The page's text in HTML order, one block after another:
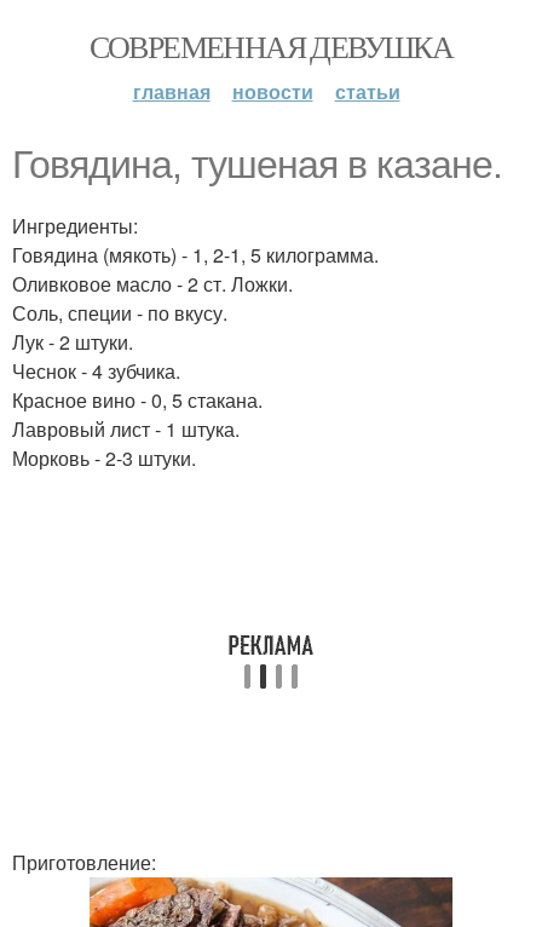
СОВРЕМЕННАЯ ДЕВУШКА
главная новости статьи
Говядина, тушеная в казане.
Ингредиенты:
Говядина (мякоть) - 1, 2-1, 5 килограмма.
Оливковое масло - 2 ст. Ложки.
Соль, специи - по вкусу.
Лук - 2 штуки.
Чеснок - 4 зубчика.
Красное вино - 0, 5 стакана.
Лавровый лист - 1 штука.
Морковь - 2-3 штуки.
Приготовление: